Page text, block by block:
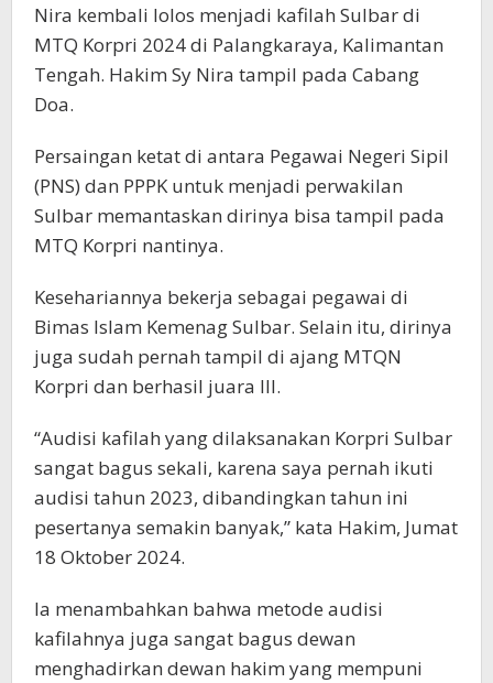
Nira kembali lolos menjadi kafilah Sulbar di
MTQ Korpri 2024 di Palangkaraya, Kalimantan
Tengah. Hakim Sy Nira tampil pada Cabang
Doa.
Persaingan ketat di antara Pegawai Negeri Sipil
(PNS) dan PPPK untuk menjadi perwakilan
Sulbar memantaskan dirinya bisa tampil pada
MTQ Korpri nantinya.
Kesehariannya bekerja sebagai pegawai di
Bimas Islam Kemenag Sulbar. Selain itu, dirinya
juga sudah pernah tampil di ajang MTQN
Korpri dan berhasil juara III.
“Audisi kafilah yang dilaksanakan Korpri Sulbar
sangat bagus sekali, karena saya pernah ikuti
audisi tahun 2023, dibandingkan tahun ini
pesertanya semakin banyak,” kata Hakim, Jumat
18 Oktober 2024.
Ia menambahkan bahwa metode audisi
kafilahnya juga sangat bagus dewan
menghadirkan dewan hakim yang mempuni